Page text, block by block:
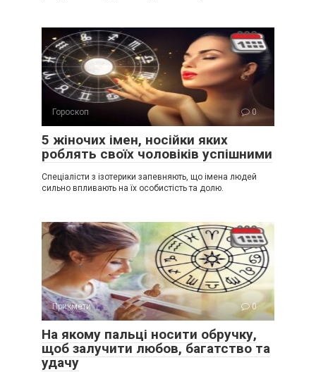
Гороскоп 0
5 жіночих імен, носійки яких
роблять своїх чоловіків успішними
Спеціалісти з ізотерики запевняють, що імена людей
сильно впливають на їх особистість та долю.
Прикмети 0
На якому пальці носити обручку,
щоб залучити любов, багатство та
удачу